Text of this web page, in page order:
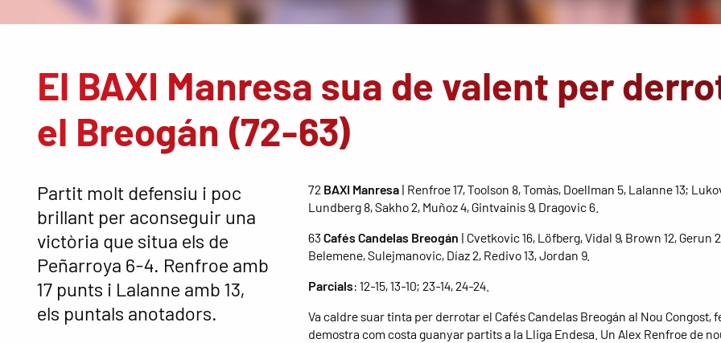
El BAXI Manresa sua de valent per
el Breogán (72-63)
Partit molt defensiu i poc
brillant per aconseguir una
victòria que situa els de
Peñarroya 6-4. Renfroe amb
17 punts i Lalanne amb 13,
els puntals anotadors.
72 BAXI Manresa| Renfroe 17, Toolson 8, Tomàs, Doellman 5, Lalanne 13;
Lundberg 8, Sakho 2, Muñoz 4, Gintvainis 9, Dragovic 6.
63 Cafés Candelas Breogán | Cvetkovic 16, Löfberg, Vidal 9, Brown 12, Gerun
Belemene, Sulejmanovic, Díaz 2, Redivo 13, Jordan 9.
Parcials: 12-15, 13-10; 23-14, 24-24.
Va caldre suar tinta per derrotar el Cafés Candelas Breogán al Nou Congost,
demostra com costa guanyar partits a la Lliga Endesa. Un Alex Renfroe de